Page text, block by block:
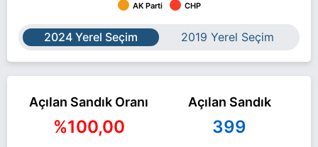
AK Parti CHP
2024 Yerel Seçim 2019 Yerel Seçim
Açılan Sandık Oranı
%100,00
Açılan Sandık
399